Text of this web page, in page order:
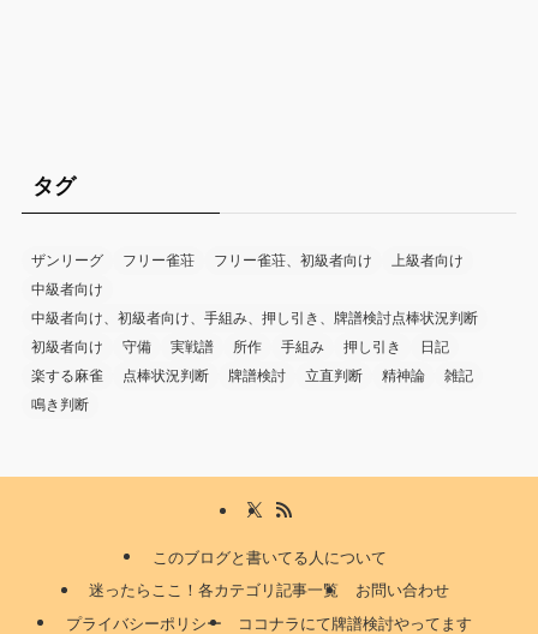
タグ
ザンリーグ フリー雀荘 フリー雀荘、初級者向け
上級者向け
中級者向け
中級者向け、初級者向け、手組み、押し引き、牌譜検討点棒状況判断
初級者向け
守備 実戦譜 所作 手組み 押し引き
日記
楽する麻雀
点棒状況判断 牌譜検討 立直判断 精神論
雑記
鳴き判断
このブログと書いてる人について
迷ったらここ！各カテゴリ記事一覧
お問い合わせ
プライバシーポリシー
ココナラにて牌譜検討やってます